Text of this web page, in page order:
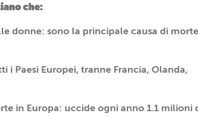
che:
donne: sono la principale causa di
Paesi Europei, tranne Francia, Olanda,
in Europa: uccide ogni anno 1.1 milioni